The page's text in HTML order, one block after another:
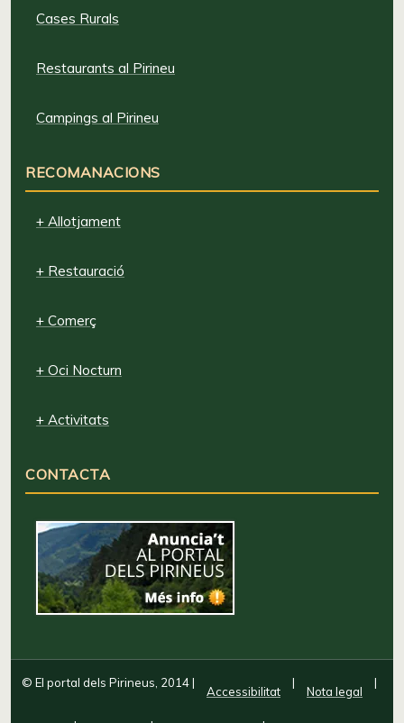
Cases Rurals
Restaurants al Pirineu
Campings al Pirineu
RECOMANACIONS
+ Allotjament
+ Restauració
+ Comerç
+ Oci Nocturn
+ Activitats
CONTACTA
© El portal dels Pirineus, 2014|
Accessibilitat
|
Nota legal
|